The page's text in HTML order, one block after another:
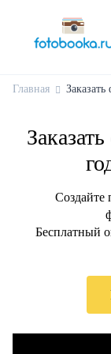
Главная
Создайте
Бесплатный